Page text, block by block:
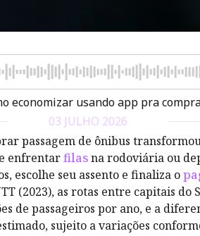
economizar usando app pra
03 JULHO 2026
passagem de ônibus
enfrentarfilasna rodoviária ou
escolhe seu assento e finaliza o
(2023), as rotas entre capitais do
de passageiros por ano, e a
sujeito a variações